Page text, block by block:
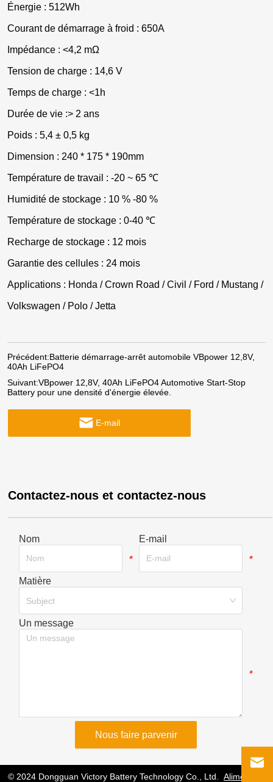
Énergie : 512Wh
Courant de démarrage à froid : 650A
Impédance : <4,2 mΩ
Tension de charge : 14,6 V
Temps de charge : <1h
Durée de vie :> 2 ans
Poids : 5,4 ± 0,5 kg
Dimension : 240 * 175 * 190mm
Température de travail : -20 ~ 65 ℃
Humidité de stockage : 10 % -80 %
Température de stockage : 0-40 ℃
Recharge de stockage : 12 mois
Garantie des cellules : 24 mois
Applications : Honda / Crown Road / Civil / Ford / Mustang /
Volkswagen / Polo / Jetta
Précédent:Batterie démarrage-arrêt automobile VBpower 12,8V,
40Ah LiFePO4
Suivant:VBpower 12,8V, 40Ah LiFePO4 Automotive Start-Stop
Battery pour une densité d'énergie élevée.
E-mail
Contactez-nous et contactez-nous
Nom
*
E-mail
*
Matière
Subject
Un message
*
Nous faire parvenir
© 2024 Dongguan Victory Battery Technology Co., Ltd.
Alimenté